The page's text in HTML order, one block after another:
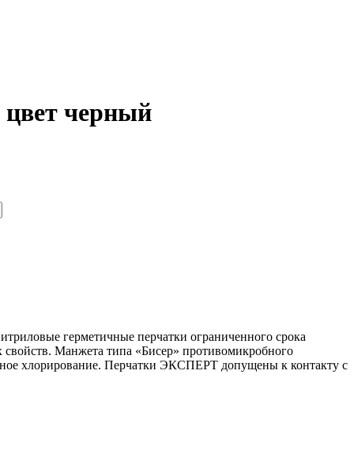
черный
герметичные перчатки ограниченного срока
Манжета типа «Бисер» противомикробного
хлорирование. Перчатки ЭКСПЕРТ допущены к контакту с